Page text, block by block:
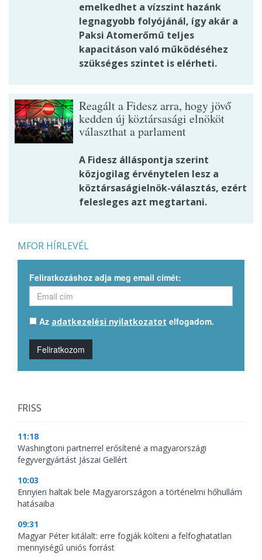
emelkedhet a vízszint hazánk
legnagyobb folyójánál, így akár a
Paksi Atomerőmű teljes
kapacitáson való működéséhez
szükséges szintet is elérheti.
Reagált a Fidesz arra, hogy jövő
kedden új köztársasági elnököt
választhat a parlament
A Fidesz álláspontja szerint
közjogilag érvénytelen lesz a
köztársaságielnök-választás, ezért
felesleges azt megtartani.
MFOR HÍRLEVÉL
Feliratkozáshoz adja meg email címét:
Az adatkezelési nyilatkozatot elfogadom.
Feliratkozom
FRISS
11:18
Washingtoni partnerrel erősítené a magyarországi
fegyvergyártást Jászai Gellért
10:03
Ennyien haltak bele Magyarországon a történelmi hőhullám
hatásaiba
09:31
Magyar Péter kitálalt: erre fogják költeni a felfoghatatlan
mennyiségű uniós forrást